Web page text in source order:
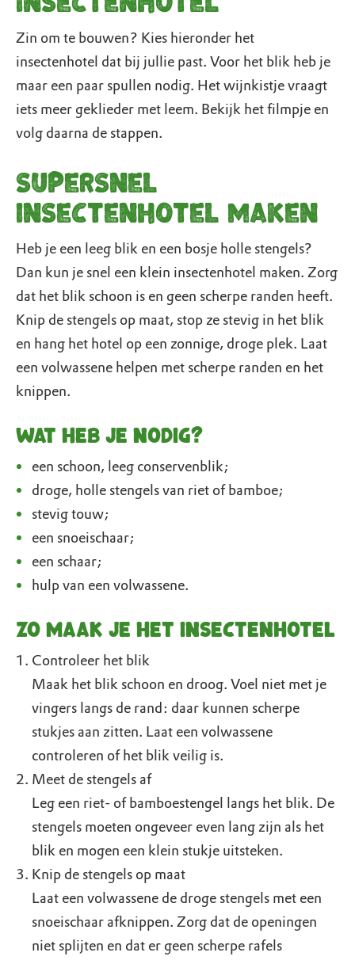
Zin om te bouwen? Kies hieronder het
insectenhotel dat bij jullie past. Voor het blik heb je
maar een paar spullen nodig. Het wijnkistje vraagt
iets meer geklieder met leem. Bekijk het filmpje en
volg daarna de stappen.
Supersnel
insectenhotel maken
Heb je een leeg blik en een bosje holle stengels?
Dan kun je snel een klein insectenhotel maken. Zorg
dat het blik schoon is en geen scherpe randen heeft.
Knip de stengels op maat, stop ze stevig in het blik
en hang het hotel op een zonnige, droge plek. Laat
een volwassene helpen met scherpe randen en het
knippen.
Wat heb je nodig?
een schoon, leeg conservenblik;
droge, holle stengels van riet of bamboe;
stevig touw;
een snoeischaar;
een schaar;
hulp van een volwassene.
Zo maak je het insectenhotel
Controleer het blik
Maak het blik schoon en droog. Voel niet met je
vingers langs de rand: daar kunnen scherpe
stukjes aan zitten. Laat een volwassene
controleren of het blik veilig is.
Meet de stengels af
Leg een riet- of bamboestengel langs het blik. De
stengels moeten ongeveer even lang zijn als het
blik en mogen een klein stukje uitsteken.
Knip de stengels op maat
Laat een volwassene de droge stengels met een
snoeischaar afknippen. Zorg dat de openingen
niet splijten en dat er geen scherpe rafels